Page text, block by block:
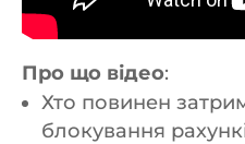
Про що відео:
Хто повинен
блокування